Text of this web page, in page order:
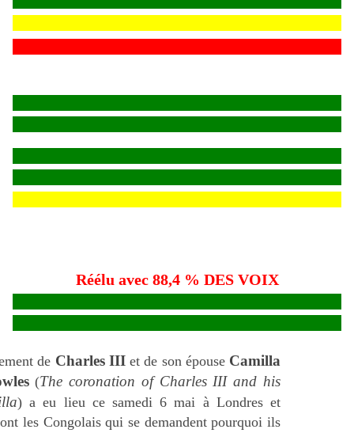
Réélu avec 88,4 % DES VOIX
de Charles IIIet de son épouse Camilla
(The coronation of Charles III and his
) a eu lieu ce samedi 6 mai à Londres et
les Congolais qui se demandent pourquoi ils